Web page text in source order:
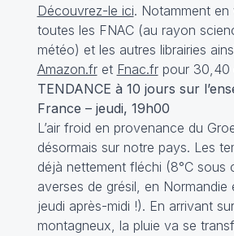
Découvrez-le ici. Notamment en
toutes les FNAC (au rayon
météo) et les autres librairies
Amazon.fret Fnac.frpour 30,40
TENDANCE à 10 jours sur
France – jeudi, 19h00
L’air froid en provenance du
désormais sur notre pays. Les
déjà nettement fléchi (8°C sous
averses de grésil, en Normandie
jeudi après-midi !). En arrivant
montagneux, la pluie va se